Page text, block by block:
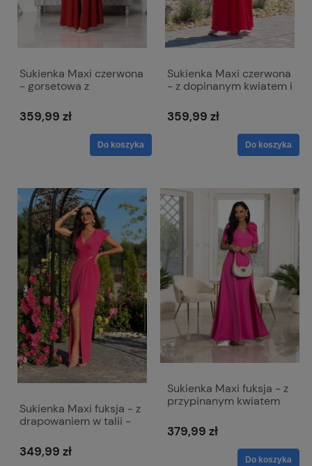
Sukienka Maxi czerwona
- gorsetowa z
Nathalie
359,99 zł
Do koszyka
Sukienka Maxi czerwona
- z dopinanym kwiatem i
359,99 zł
Do koszyka
Sukienka Maxi fuksja - z
drapowaniem w talii -
349,99 zł
Sukienka Maxi fuksja - z
przypinanym kwiatem
379,99 zł
Do koszyka